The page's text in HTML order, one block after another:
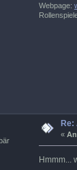
Webpage:
«
Hmmm...